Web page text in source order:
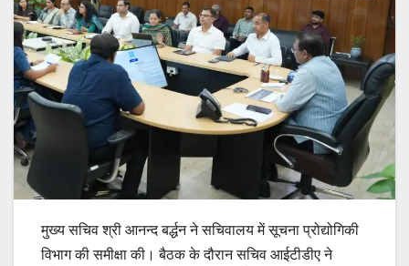
मुख्य सचिव श्री आनन्द बर्द्धन ने सचिवालय में सूचना प्रोद्योगिकी
विभाग की समीक्षा की। बैठक के दौरान सचिव आईटीडीए ने